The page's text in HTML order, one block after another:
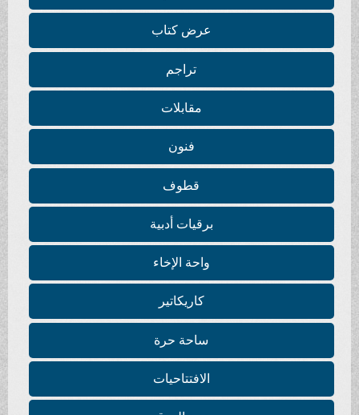
عرض كتاب
تراجم
مقابلات
فنون
قطوف
برقيات أدبية
واحة الإخاء
كاريكاتير
ساحة حرة
الافتتاحيات